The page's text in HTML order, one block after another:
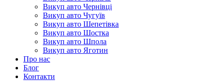
Викуп авто Чернівці
Викуп авто Чугуїв
Викуп авто Шепетівка
Викуп авто Шостка
Викуп авто Шпола
Викуп авто Яготин
Про нас
Блог
Контакти